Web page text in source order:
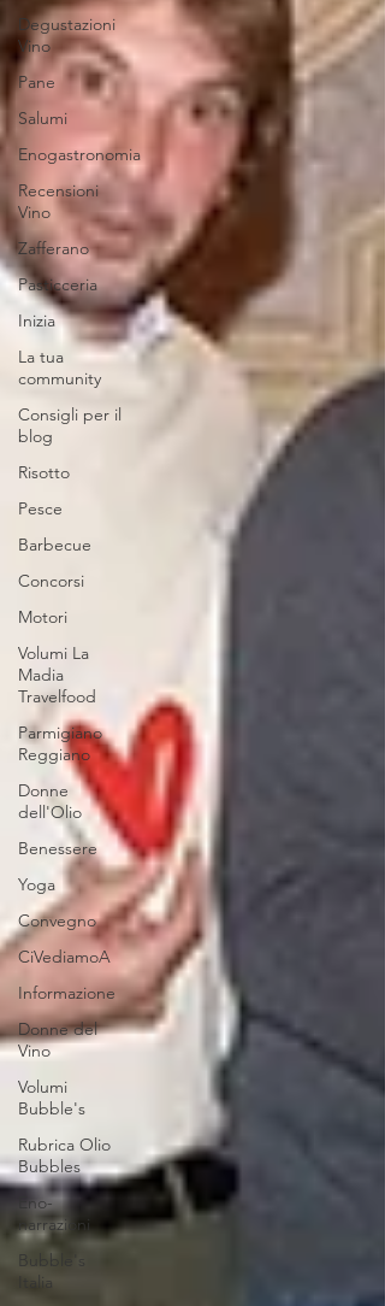
Degustazioni
Vino
Pane
Salumi
Enogastronomia
Recensioni
Vino
Zafferano
Pasticceria
Inizia
La tua
community
Consigli per il
blog
Risotto
Pesce
Barbecue
Concorsi
Motori
Volumi La
Madia
Travelfood
Parmigiano
Reggiano
Donne
dell'Olio
Benessere
Yoga
Convegno
CiVediamoA
Informazione
Donne del
Vino
Volumi
Bubble's
Rubrica Olio
Bubbles
Eno-
narrazioni
Bubble's
Italia